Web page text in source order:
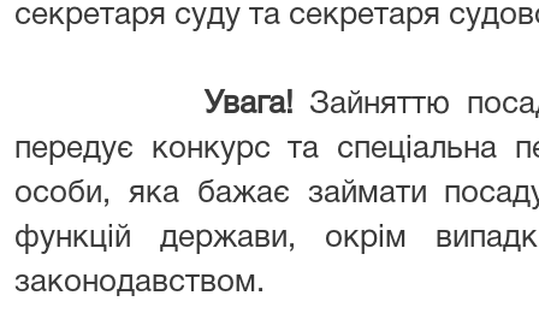
секретаря суду та секретаря
Увага! Зайняттю
передує конкурс та спеціальна
особи, яка бажає займати
функцій держави, окрім
законодавством.